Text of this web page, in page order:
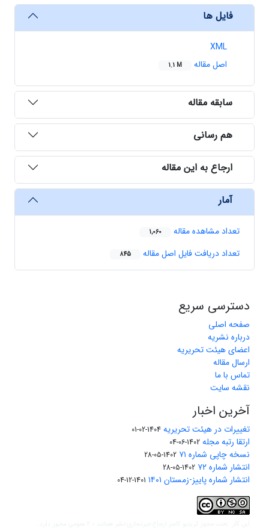
فایل ها
XML
اصل مقاله
1.1 M
سابقه مقاله
هم رسانی
ارجاع به این مقاله
آمار
تعداد مشاهده مقاله 1,060
تعداد دریافت فایل اصل مقاله 845
دسترسی سریع
صفحه اصلی
درباره نشریه
اعضای هیئت تحریریه
ارسال مقاله
تماس با ما
نقشه سایت
آخرین اخبار
تغییرات در هیئت تحریریه 1404-02-01
ارتقا رتبه مجله 1402-06-04
نسخه چاپی شماره ۷۱ 1402-05-28
انتشار شماره ۷۲ 1402-05-28
انتشار شماره پاییز-زمستان ۱۴۰۱ 1401-12-04